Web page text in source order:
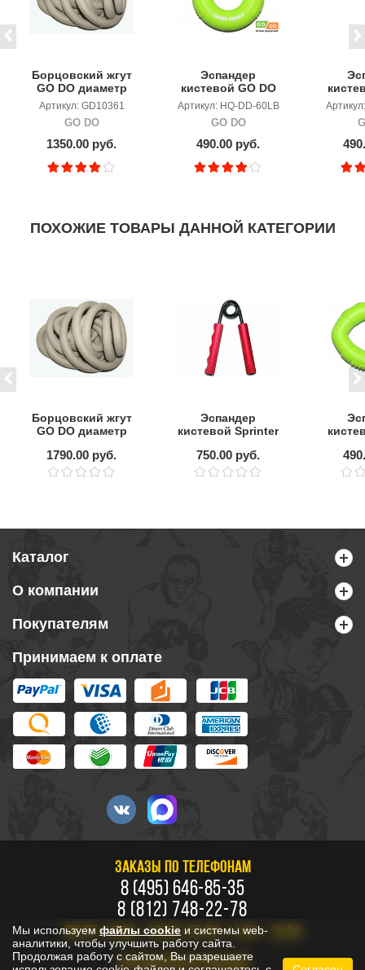
Борцовский жгут
GO DO диаметр
12мм,длина 5м
Артикул: GD10361
GO DO
1350.00 руб.
Эспандер
кистевой GO DO
60lb (27кг)
Артикул: HQ-DD-60LB
GO DO
490.00 руб.
50lb
ПОХОЖИЕ ТОВАРЫ ДАННОЙ КАТЕГОРИИ
Борцовский жгут
GO DO диаметр
1790.00 руб.
Эспандер
кистевой Sprinter
750.00 руб.
Каталог
О компании
Покупателям
Принимаем к оплате
ЗАКАЗЫ ПО ТЕЛЕФОНАМ
8 (495) 646-85-35
8 (812) 748-22-78
ПН-ПТ: 10:00 - 20:00, СБ-ВС: 11:00 - 18:00
БЕСПЛАТНО ПО РОССИИ
Мы используем файлы cookie и системы web-
аналитики, чтобы улучшить работу сайта.
Продолжая работу с сайтом, Вы разрешаете